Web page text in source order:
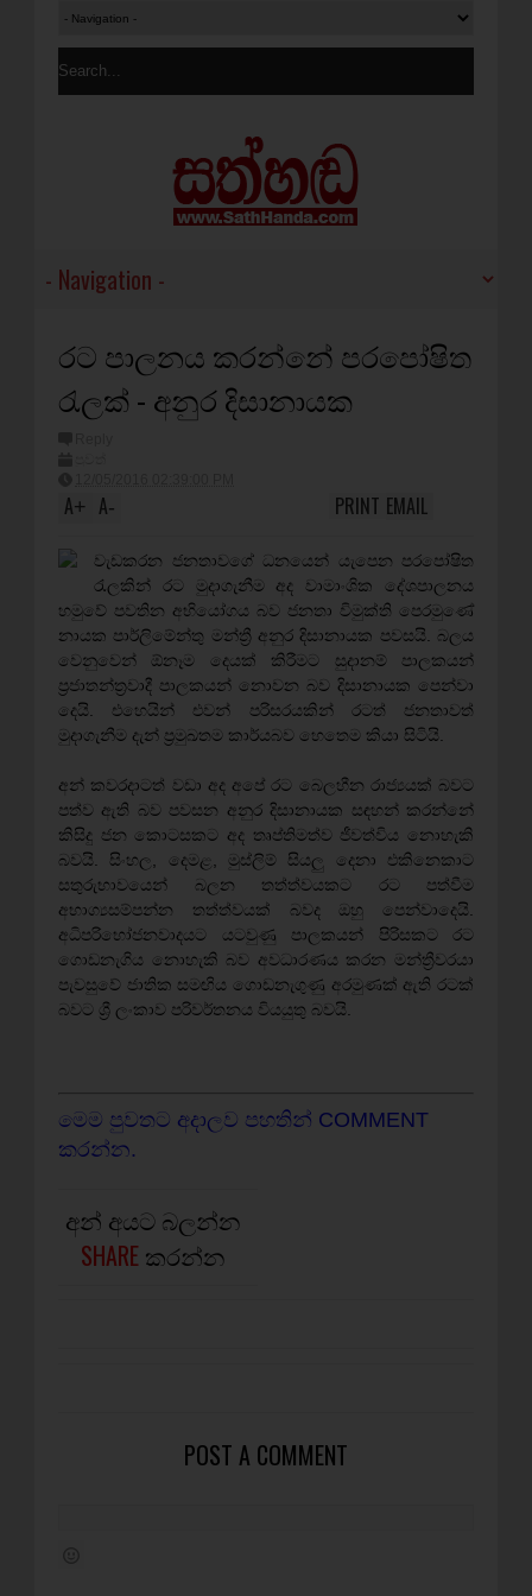
රට පාලනය කරන්නේ පරපෝෂිත
රැලක් - අනුර දිසානායක
A+ A- EMAIL
PRINT
වැඩකරන ජනතාවගේ ධනයෙන් යැපෙන පරපෝෂිත
රැලකින් රට මුදාගැනීම අද වාමාංශික දේශපාලනය
හමුවේ පවතින අභියෝගය බව ජනතා විමුක්ති පෙරමුණේ
නායක පාර්ලිමේන්තු මන්ත්‍රී අනුර දිසානායක පවසයි. බලය
වෙනුවෙන් ඕනෑම දෙයක් කිරීමට සුදානම් පාලකයන්
ප්‍රජාතන්ත්‍රවාදී පාලකයන් නොවන බව දිසානායක පෙන්වා
දෙයි. එහෙයින් එවන් පරිසරයකින් රටත් ජනතාවත්
මුදාගැනීම දැන් ප්‍රමුඛතම කාර්යබව හෙතෙම කියා සිටියි.
අන් කවරදාටත් වඩා අද අපේ රට බෙලහීන රාජ්‍යයක් බවට
පත්ව ඇති බව පවසන අනුර දිසානායක සඳහන් කරන්නේ
කිසිදු ජන කොටසකට අද තෘප්තිමත්ව ජීවත්විය නොහැකි
බවයි. සිංහල, දෙමළ, මුස්ලිම් සියලු දෙනා එකිනෙකාට
සතුරුභාවයෙන් බලන තත්ත්වයකට රට පත්වීම
අභාග්‍යසම්පන්න තත්ත්වයක් බවද ඔහු පෙන්වාදෙයි.
අධිපරිභෝජනවාදයට යටවුණු පාලකයන් පිරිසකට රට
ගොඩනැගිය නොහැකි බව අවධාරණය කරන මන්ත්‍රීවරයා
පැවසුවේ ජාතික සමඟිය ගොඩනැගුණු අරමුණක් ඇති රටක්
බවට ශ්‍රී ලංකාව පරිවර්තනය වියයුතු බවයි.
මෙම පුවතට අදාලව පහතින් COMMENT
කරන්න.
අන් අයට බලන්න
SHARE කරන්න
POST A COMMENT